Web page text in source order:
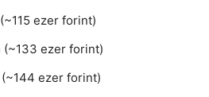
ezer forint)
(~133 ezer forint)
ezer forint)